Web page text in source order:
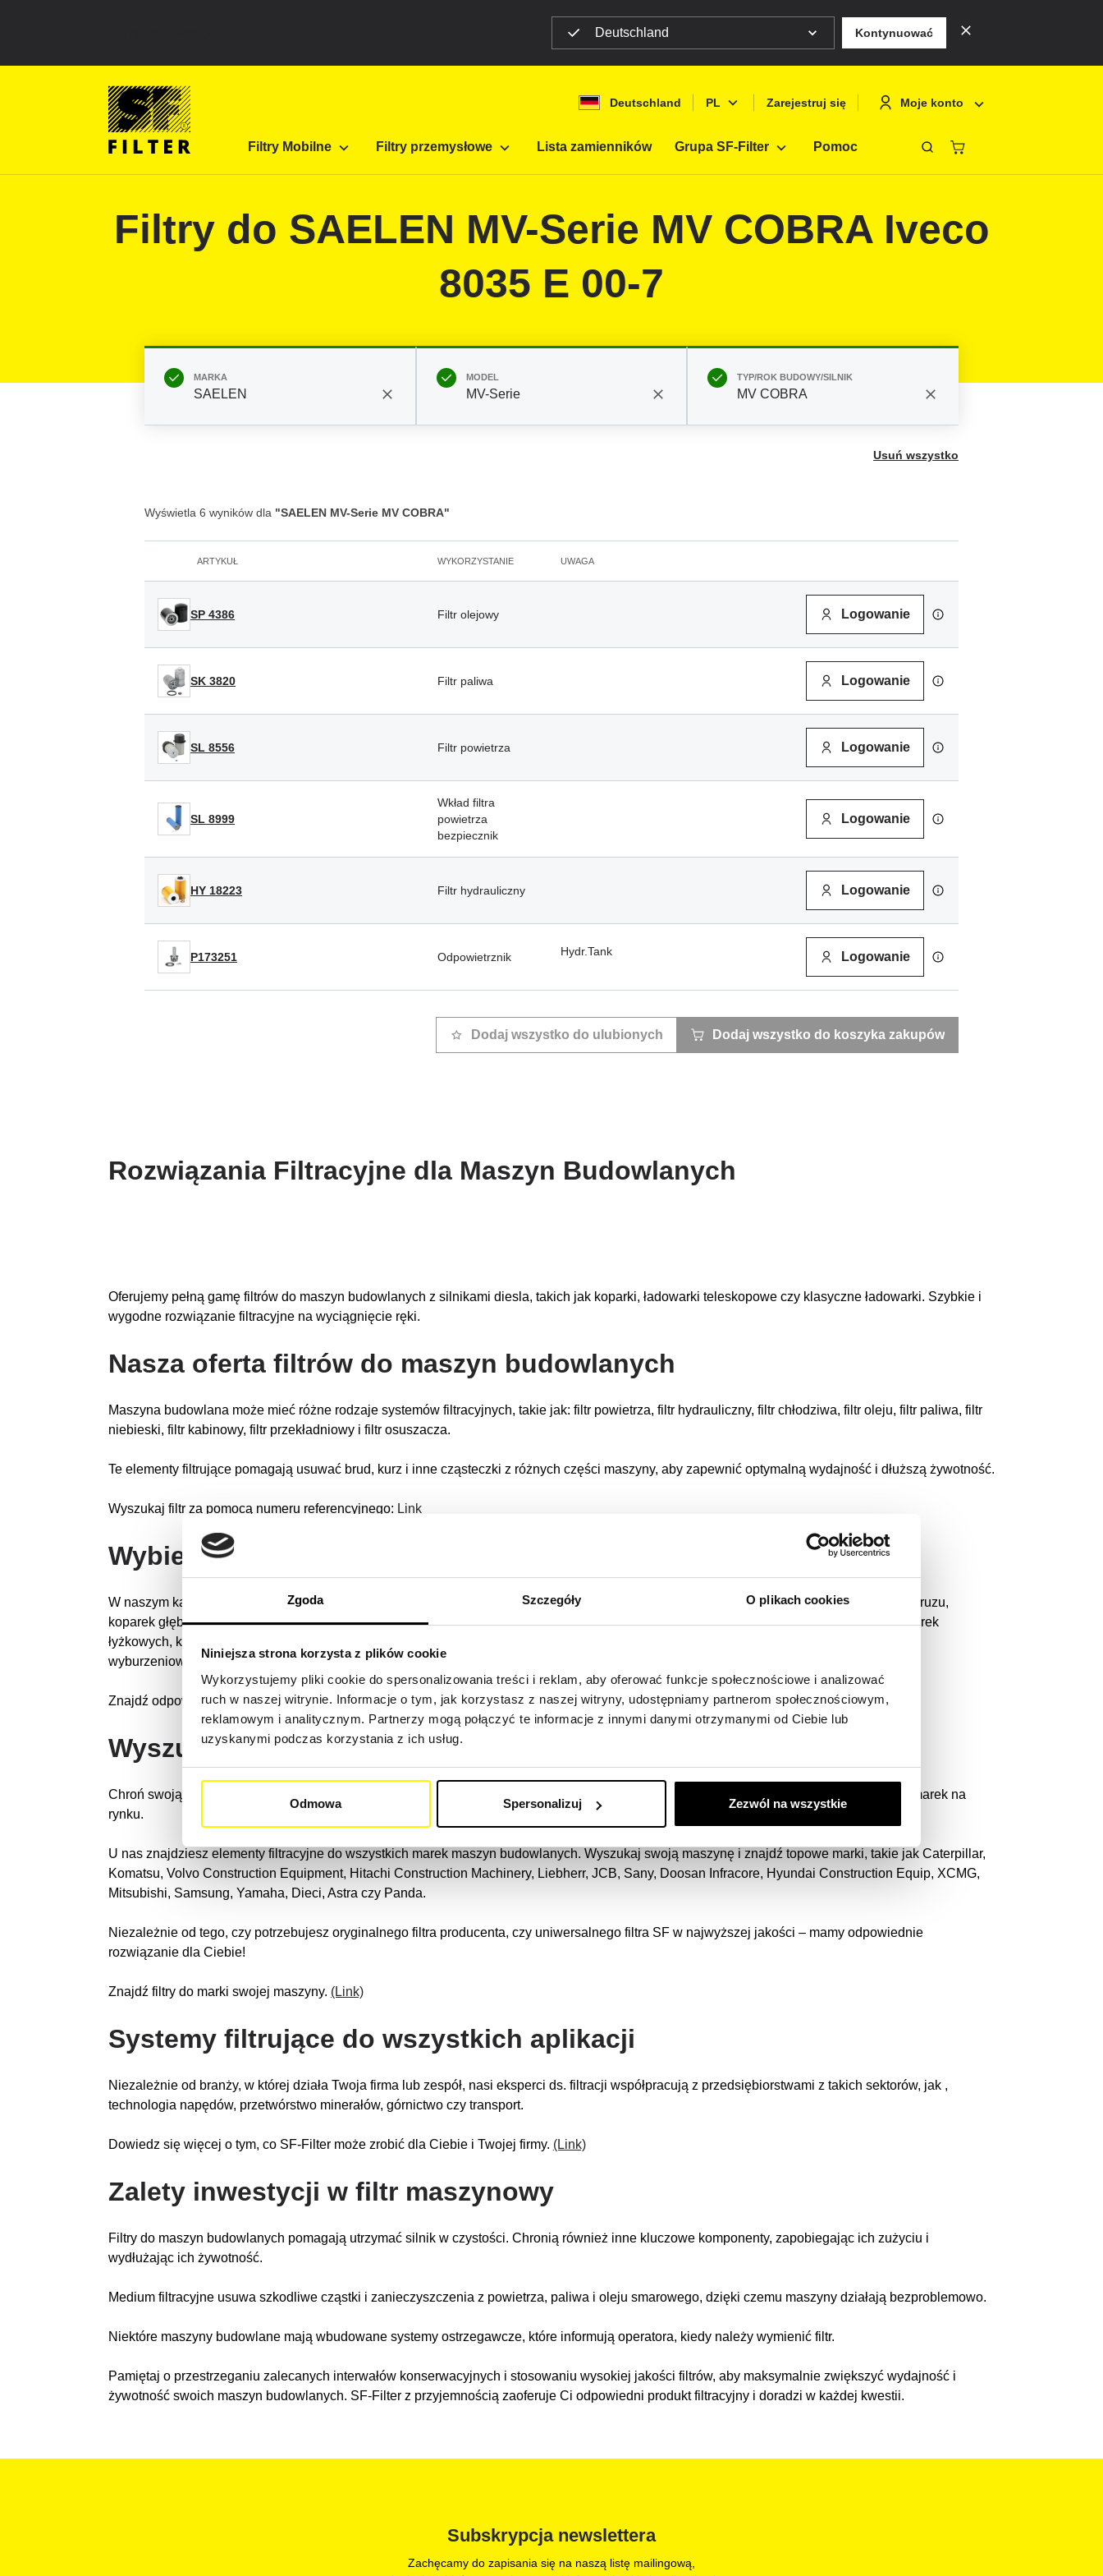
Zgoda Szczegóły O plikach cookies
Niniejsza strona korzysta z plików cookie
Wykorzystujemy pliki cookie do spersonalizowania treści i reklam, aby oferować funkcje społecznościowe i analizować
ruch w naszej witrynie. Informacje o tym, jak korzystasz z naszej witryny, udostępniamy partnerom społecznościowym,
reklamowym i analitycznym. Partnerzy mogą połączyć te informacje z innymi danymi otrzymanymi od Ciebie lub
uzyskanymi podczas korzystania z ich usług.
Odmowa Spersonalizuj Zezwól na wszystkie
Deutschland Kontynuować
Deutschland PL
English
Zarejestruj się Moje konto
Filtry Mobilne Filtry przemysłowe Lista zamienników Grupa SF-Filter Pomoc
Strona główna SF Filter
Filtry do SAELEN MV-Serie MV COBRA Iveco
8035 E 00-7
MARKA
SAELEN
MODEL
MV-Serie
TYP/ROK BUDOWY/SILNIK
MV COBRA
Usuń wszystko
Wyświetla 6 wyników dla "SAELEN MV-Serie MV COBRA"
ARTYKUŁ WYKORZYSTANIE UWAGA
SP 4386 Filtr olejowy Logowanie
SK 3820 Filtr paliwa Logowanie
SL 8556 Filtr powietrza Logowanie
SL 8999
Wkład filtra
powietrza
bezpiecznik
Logowanie
HY 18223 Filtr hydrauliczny Logowanie
P173251 Odpowietrznik Hydr.Tank Logowanie
Dodaj wszystko do ulubionych Dodaj wszystko do koszyka zakupów
Rozwiązania Filtracyjne dla Maszyn Budowlanych
Oferujemy pełną gamę filtrów do maszyn budowlanych z silnikami diesla, takich jak koparki, ładowarki teleskopowe czy klasyczne ładowarki. Szybkie i
wygodne rozwiązanie filtracyjne na wyciągnięcie ręki.
Nasza oferta filtrów do maszyn budowlanych
Maszyna budowlana może mieć różne rodzaje systemów filtracyjnych, takie jak: filtr powietrza, filtr hydrauliczny, filtr chłodziwa, filtr oleju, filtr paliwa, filtr
niebieski, filtr kabinowy, filtr przekładniowy i filtr osuszacza.
Te elementy filtrujące pomagają usuwać brud, kurz i inne cząsteczki z różnych części maszyny, aby zapewnić optymalną wydajność i dłuższą żywotność.
Wyszukaj filtr za pomocą numeru referencyjnego: Link
Wybierz swoją maszynę budowlaną
W naszym katalogu znajdziesz oryginalne i uniwersalne filtry SF do ciągników, koparek, wywrotek, traktorów, małych dźwigów, koparek do gruzu,
koparek głębinowych, ładowarek teleskopowych, równiarek, wozideł, koparek, koparko-ładowarek, spycharek, klasycznych ładowarek, koparek
łyżkowych, koparek mobilnych, maszyn asfaltowych, wozów ssących, koparek ssących, koparek hydraulicznych, mini koparek lub koparek
wyburzeniowych.
Znajdź odpowiedni typ maszyny budowlanej w naszej porównywarce filtrów.(Link)
Wyszukaj markę maszyny budowlanej
Chroń swoją maszynę budowlaną skutecznie – dzięki naszemu wysokiej jakości urządzeniu filtracyjnemu, odpowiedniemu dla wszystkich marek na
rynku.
U nas znajdziesz elementy filtracyjne do wszystkich marek maszyn budowlanych. Wyszukaj swoją maszynę i znajdź topowe marki, takie jak Caterpillar,
Komatsu, Volvo Construction Equipment, Hitachi Construction Machinery, Liebherr, JCB, Sany, Doosan Infracore, Hyundai Construction Equip, XCMG,
Mitsubishi, Samsung, Yamaha, Dieci, Astra czy Panda.
Niezależnie od tego, czy potrzebujesz oryginalnego filtra producenta, czy uniwersalnego filtra SF w najwyższej jakości – mamy odpowiednie
rozwiązanie dla Ciebie!
Znajdź filtry do marki swojej maszyny. (Link)
Systemy filtrujące do wszystkich aplikacji
Niezależnie od branży, w której działa Twoja firma lub zespół, nasi eksperci ds. filtracji współpracują z przedsiębiorstwami z takich sektorów, jak ,
technologia napędów, przetwórstwo minerałów, górnictwo czy transport.
Dowiedz się więcej o tym, co SF-Filter może zrobić dla Ciebie i Twojej firmy. (Link)
Zalety inwestycji w filtr maszynowy
Filtry do maszyn budowlanych pomagają utrzymać silnik w czystości. Chronią również inne kluczowe komponenty, zapobiegając ich zużyciu i
wydłużając ich żywotność.
Medium filtracyjne usuwa szkodliwe cząstki i zanieczyszczenia z powietrza, paliwa i oleju smarowego, dzięki czemu maszyny działają bezproblemowo.
Niektóre maszyny budowlane mają wbudowane systemy ostrzegawcze, które informują operatora, kiedy należy wymienić filtr.
Pamiętaj o przestrzeganiu zalecanych interwałów konserwacyjnych i stosowaniu wysokiej jakości filtrów, aby maksymalnie zwiększyć wydajność i
żywotność swoich maszyn budowlanych. SF-Filter z przyjemnością zaoferuje Ci odpowiedni produkt filtracyjny i doradzi w każdej kwestii.
Subskrypcja newslettera
Zachęcamy do zapisania się na naszą listę mailingową,